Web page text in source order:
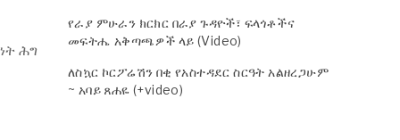
ሕግ
የራያ ምሁራን ክርክር በራያ ጉዳዮች፣ ፍላጎቶችና
መፍትሔ አቅጣጫዎች ላይ (Video)
ለስኳር ኮርፖሬሽን በቂ የአስተዳደር ስርዓት አልዘረጋሁም
~ አባይ ጸሐዬ (+video)